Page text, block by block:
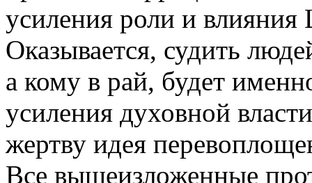
усиления роли и влияния
Оказывается, судить
а кому в рай, будет
усиления духовной
жертву идея
Все вышеизложенные